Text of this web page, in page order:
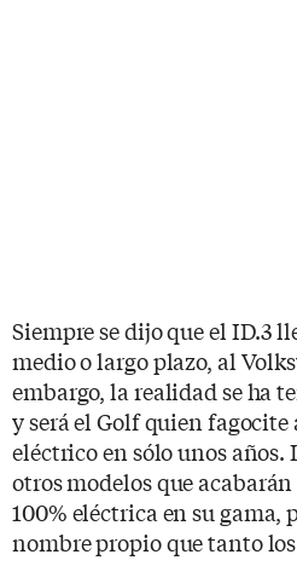
Siempre se dijo que el ID.3
medio o largo plazo, al
embargo, la realidad se ha
y será el Golf quien fagocite
eléctrico en sólo unos años.
otros modelos que
100% eléctrica en su gama,
nombre propio que tanto